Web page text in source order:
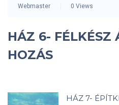
Webmaster 0 Views
HÁZ 6- FÉLKÉSZ
HOZÁS
HÁZ 7-